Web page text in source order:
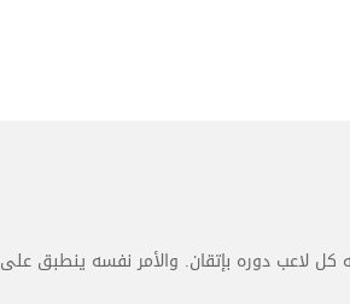
لاعب دوره بإتقان. والأمر نفسه ينطبق على